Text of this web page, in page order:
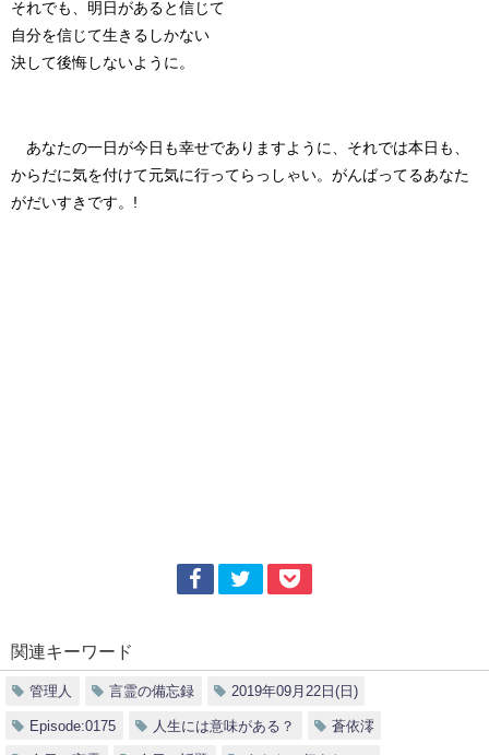
それでも、明日があると信じて
自分を信じて生きるしかない
決して後悔しないように。
あなたの一日が今日も幸せでありますように、それでは本日も、
からだに気を付けて元気に行ってらっしゃい。 がんばってるあなた
がだいす き です。 !
関連キーワード
管理人 言霊の備忘録 2019年09月22日(日)
Episode:0175 人生には意味がある？ 蒼依澪